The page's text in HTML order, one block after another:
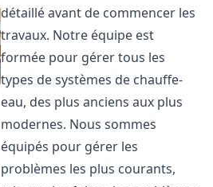
détaillé avant de commencer les
travaux. Notre équipe est
formée pour gérer tous les
types de systèmes de chauffe-
eau, des plus anciens aux plus
modernes. Nous sommes
équipés pour gérer les
problèmes les plus courants,